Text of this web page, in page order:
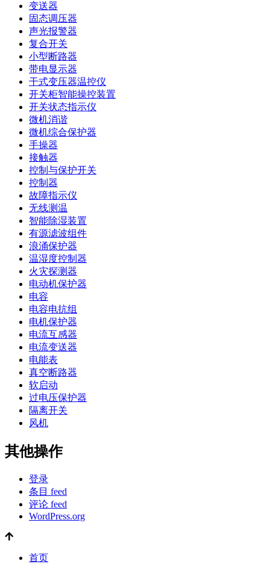
变送器
固态调压器
声光报警器
复合开关
小型断路器
带电显示器
干式变压器温控仪
开关柜智能操控装置
开关状态指示仪
微机消谐
微机综合保护器
手操器
接触器
控制与保护开关
控制器
故障指示仪
无线测温
智能除湿装置
有源滤波组件
浪涌保护器
温湿度控制器
火灾探测器
电动机保护器
电容
电容电抗组
电机保护器
电流互感器
电流变送器
电能表
真空断路器
软启动
过电压保护器
隔离开关
风机
其他操作
登录
条目 feed
评论 feed
WordPress.org
首页